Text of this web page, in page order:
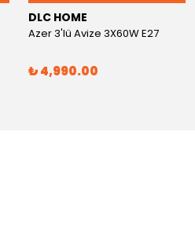
DLC HOME
Azer 3'lü Avize 3X60W E27
₺ 4,990.00